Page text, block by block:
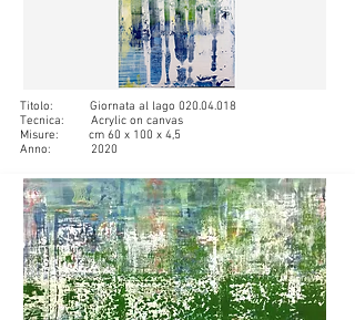
Titolo: Giornata al lago 020.04.018
Tecnica: Acrylic on canvas
Misure: cm 60 x 100 x 4,5
Anno: 2020